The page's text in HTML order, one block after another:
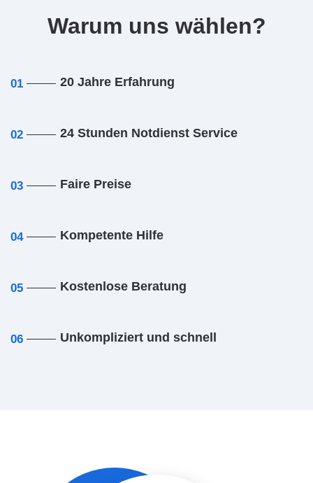
Warum uns wählen?
01 20 Jahre Erfahrung
02 24 Stunden Notdienst Service
03 Faire Preise
04 Kompetente Hilfe
05 Kostenlose Beratung
06 Unkompliziert und schnell